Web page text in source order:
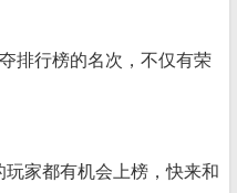
排行榜的名次，不仅有荣
家都有机会上榜，快来和